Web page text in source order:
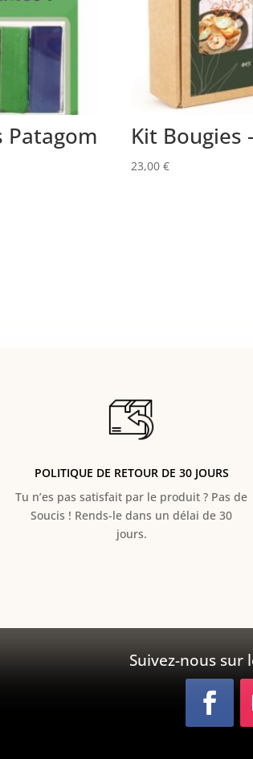
Patagom Kit Bougies
23,00 €
POLITIQUE DE RETOUR DE 30 JOURS
Tu n’es pas satisfait par le produit ? Pas de
Soucis ! Rends-le dans un délai de 30
jours.
Suivez-nous sur